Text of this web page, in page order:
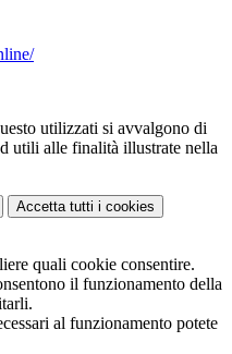
utilizzati si avvalgono di
utili alle finalità illustrate nella
Accetta tutti i cookies
quali cookie consentire.
il funzionamento della
al funzionamento potete